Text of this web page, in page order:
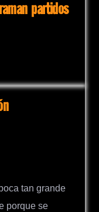
partidos
tan grande
porque se